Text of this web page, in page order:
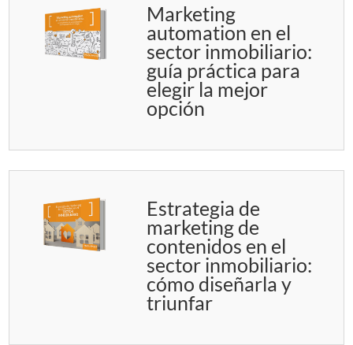
Marketing
automation en el
sector inmobiliario:
guía práctica para
elegir la mejor
opción
Estrategia de
marketing de
contenidos en el
sector inmobiliario:
cómo diseñarla y
triunfar